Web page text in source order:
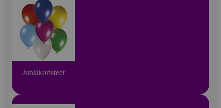
Juhlakoristeet